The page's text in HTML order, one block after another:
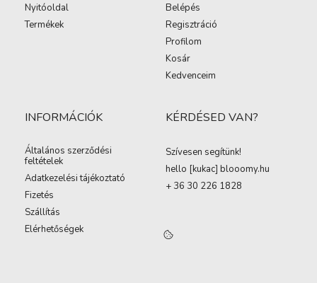
Nyitóoldal
Termékek
Belépés
Regisztráció
Profilom
Kosár
Kedvenceim
INFORMÁCIÓK
Általános szerződési
feltételek
Adatkezelési tájékoztató
Fizetés
Szállítás
Elérhetőségek
KÉRDÉSED VAN?
Szívesen segítünk!
hello [kukac] blooomy.hu
+ 36 30 226 1828